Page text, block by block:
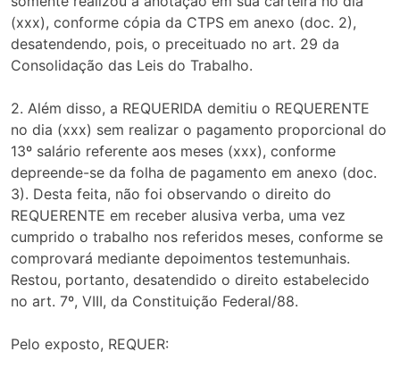
(xxx), conforme cópia da CTPS em anexo (doc. 2),
desatendendo, pois, o preceituado no art. 29 da
Consolidação das Leis do Trabalho.
2. Além disso, a REQUERIDA demitiu o REQUERENTE
no dia (xxx) sem realizar o pagamento proporcional do
13º salário referente aos meses (xxx), conforme
depreende-se da folha de pagamento em anexo (doc.
3). Desta feita, não foi observando o direito do
REQUERENTE em receber alusiva verba, uma vez
cumprido o trabalho nos referidos meses, conforme se
comprovará mediante depoimentos testemunhais.
Restou, portanto, desatendido o direito estabelecido
no art. 7º, VIII, da Constituição Federal/88.
Pelo exposto, REQUER: